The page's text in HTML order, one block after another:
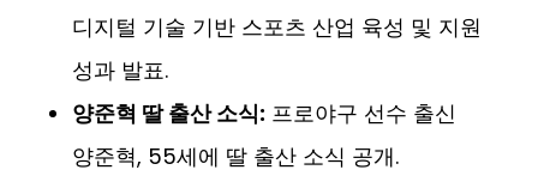
디지털 기술 기반 스포츠 산업 육성 및 지원
성과 발표.
양준혁 딸 출산 소식: 프로야구 선수 출신
양준혁, 55세에 딸 출산 소식 공개.